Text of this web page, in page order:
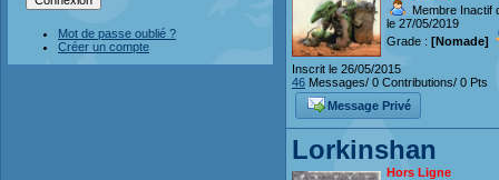
Mot de passe oublié ?
Créer un compte
Membre Inactif
le 27/05/2019
Grade : [Nomade]
Inscrit le 26/05/2015
46 Messages/ 0 Contributions/ 0 Pts
Message Privé
Lorkinshan
Hors Ligne